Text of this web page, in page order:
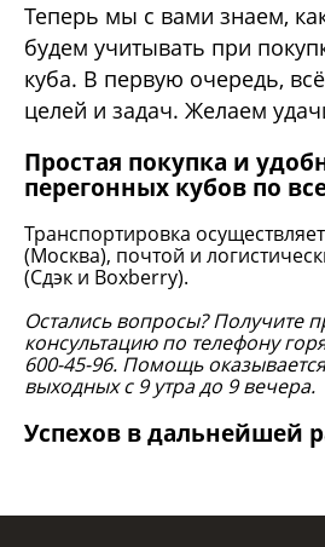
Теперь мы с вами знаем,
будем учитывать при
куба. В первую очередь,
целей и задач. Желаем
Простая покупка и
перегонных кубов по
Транспортировка
(Москва), почтой и
(Сдэк и Boxberry).
Остались вопросы? Получите
консультацию по телефону
600-45-96. Помощь
выходных с 9 утра до 9 вечера.
Успехов в дальнейшей